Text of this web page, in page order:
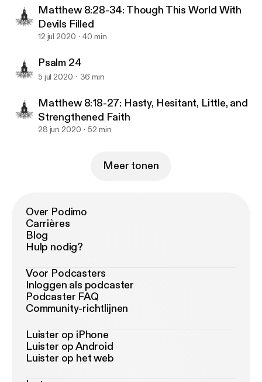
Matthew 8:28-34: Though This World With
Devils Filled
12 jul 2020 40 min
Psalm 24
5 jul 2020 36 min
Matthew 8:18-27: Hasty, Hesitant, Little, and
Strengthened Faith
28 jun 2020 52 min
Meer tonen
Over Podimo
Carrières
Blog
Hulp nodig?
Voor Podcasters
Inloggen als podcaster
Podcaster FAQ
Community-richtlijnen
Luister op iPhone
Luister op Android
Luister op het web